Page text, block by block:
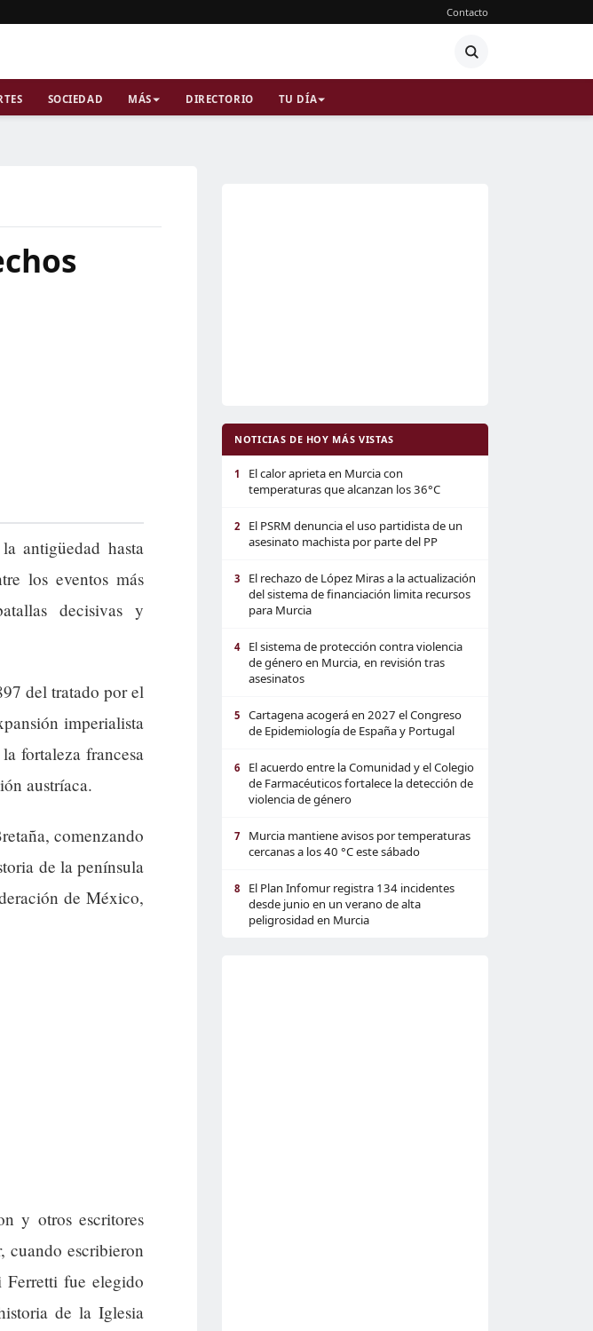
Contacto
SOCIEDAD MÁS DIRECTORIO TU DÍA
antigüedad hasta
los eventos más
decisivas y
del tratado por el
imperialista
fortaleza francesa
austríaca.
comenzando
de la península
de México,
y otros escritores
cuando escribieron
fue elegido
de la Iglesia
NOTICIAS DE HOY MÁS VISTAS
1
El calor aprieta en Murcia con
temperaturas que alcanzan los 36°C
2
El PSRM denuncia el uso partidista de un
asesinato machista por parte del PP
3
El rechazo de López Miras a la actualización
del sistema de financiación limita recursos
para Murcia
4
El sistema de protección contra violencia
de género en Murcia, en revisión tras
asesinatos
5
Cartagena acogerá en 2027 el Congreso
de Epidemiología de España y Portugal
6
El acuerdo entre la Comunidad y el Colegio
de Farmacéuticos fortalece la detección de
violencia de género
7
Murcia mantiene avisos por temperaturas
cercanas a los 40 °C este sábado
8
El Plan Infomur registra 134 incidentes
desde junio en un verano de alta
peligrosidad en Murcia